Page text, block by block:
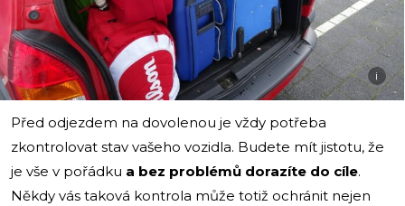
i
Před odjezdem na dovolenou je vždy potřeba
zkontrolovat stav vašeho vozidla. Budete mít jistotu, že
je vše v pořádku a bez problémů dorazíte do cíle.
Někdy vás taková kontrola může totiž ochránit nejen